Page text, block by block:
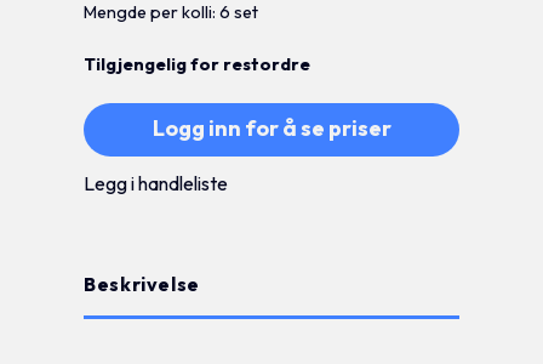
Mengde per kolli: 6 set
Tilgjengelig for restordre
Logg inn for å se priser
Legg i handleliste
Beskrivelse